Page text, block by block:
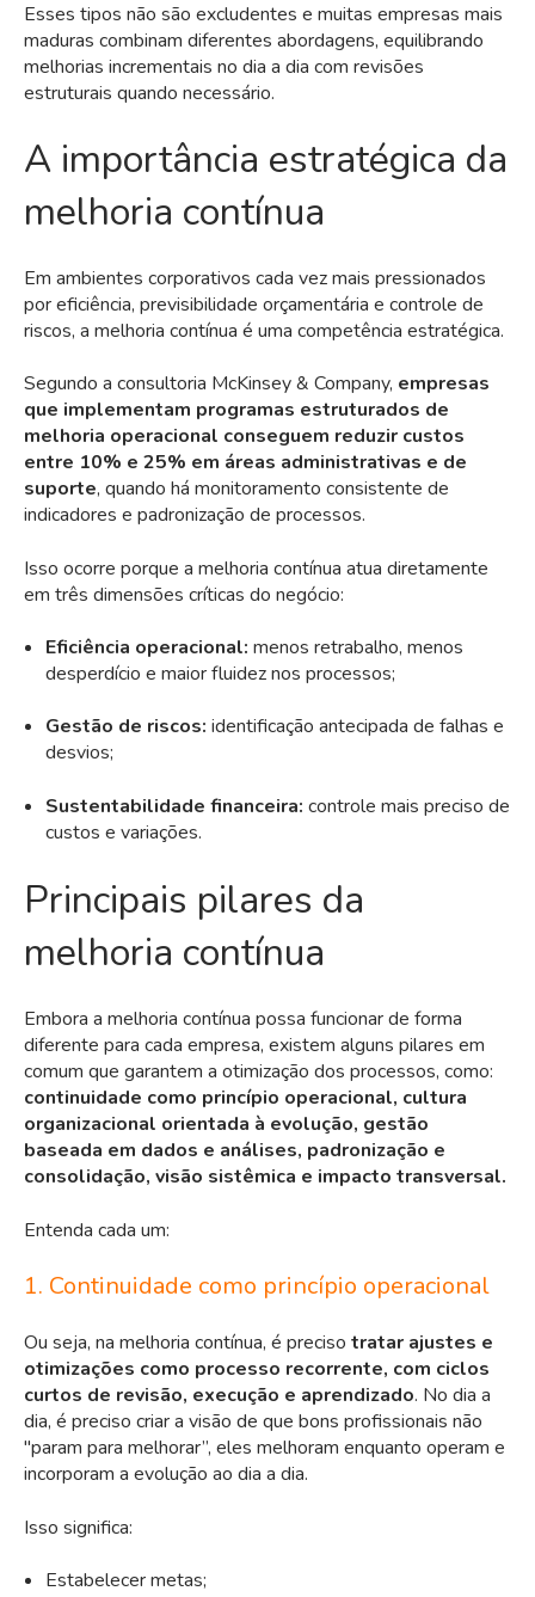
Esses tipos não são excludentes e muitas empresas mais
maduras combinam diferentes abordagens, equilibrando
melhorias incrementais no dia a dia com revisões
estruturais quando necessário.
A importância estratégica da
melhoria contínua
Em ambientes corporativos cada vez mais pressionados
por eficiência, previsibilidade orçamentária e controle de
riscos, a melhoria contínua é uma competência estratégica.
Segundo a consultoria McKinsey & Company, empresas
que implementam programas estruturados de
melhoria operacional conseguem reduzir custos
entre 10% e 25% em áreas administrativas e de
suporte, quando há monitoramento consistente de
indicadores e padronização de processos.
Isso ocorre porque a melhoria contínua atua diretamente
em três dimensões críticas do negócio:
Eficiência operacional: menos retrabalho, menos
desperdício e maior fluidez nos processos;
Gestão de riscos: identificação antecipada de falhas e
desvios;
Sustentabilidade financeira: controle mais preciso de
custos e variações.
Principais pilares da
melhoria contínua
Embora a melhoria contínua possa funcionar de forma
diferente para cada empresa, existem alguns pilares em
comum que garantem a otimização dos processos, como:
continuidade como princípio operacional, cultura
organizacional orientada à evolução, gestão
baseada em dados e análises, padronização e
consolidação, visão sistêmica e impacto transversal.
Entenda cada um:
1. Continuidade como princípio operacional
Ou seja, na melhoria contínua, é preciso tratar ajustes e
otimizações como processo recorrente, com ciclos
curtos de revisão, execução e aprendizado. No dia a
dia, é preciso criar a visão de que bons profissionais não
"param para melhorar”, eles melhoram enquanto operam e
incorporam a evolução ao dia a dia.
Isso significa:
Estabelecer metas;